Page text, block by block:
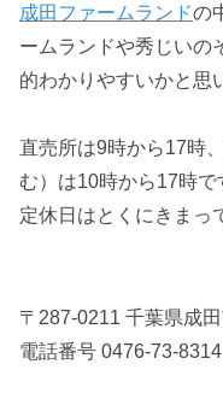
成田ファームランドの
ームランドや秀じいの
的わかりやすいかと思
直売所は9時から17時
む）は10時から17時で
定休日はとくにきまっ
〒287-0211 千葉県成
電話番号 0476-73-8314